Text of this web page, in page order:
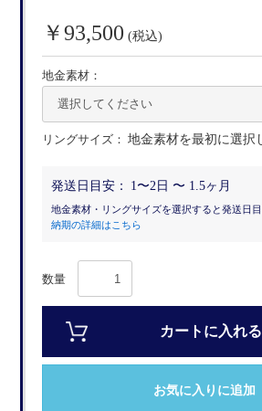
￥93,500 (税込)
地金素材：
リングサイズ： 地金素材を最初に選択
発送日目安： 1〜2日 〜 1.5ヶ月
地金素材・リングサイズを選択すると発送日目
納期の詳細はこちら
数量
カートに入れる
お気に入りに追加